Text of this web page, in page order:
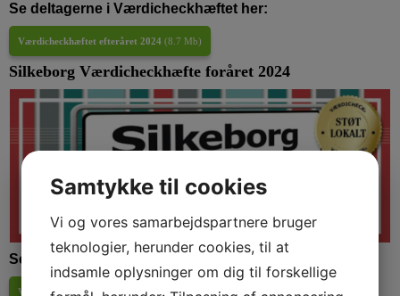
Se deltagerne i Værdicheckhæftet her:
Værdicheckhæftet efteråret 2024 (8.7 Mb)
Silkeborg Værdicheckhæfte foråret 2024
Se deltagerne i Værdicheckhæftet her:
Værdicheckhæftet foråret 2024 7.6 Mb
Samtykke til cookies
Vi og vores samarbejdspartnere bruger
teknologier, herunder cookies, til at
indsamle oplysninger om dig til forskellige